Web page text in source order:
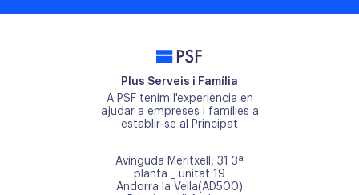
PSF
Plus Serveis i Família
A PSF tenim l'experiència en
ajudar a empreses i famílies a
establir-se al Principat
Avinguda Meritxell, 31 3ª
planta _ unitat 19
Andorra la Vella(AD500)